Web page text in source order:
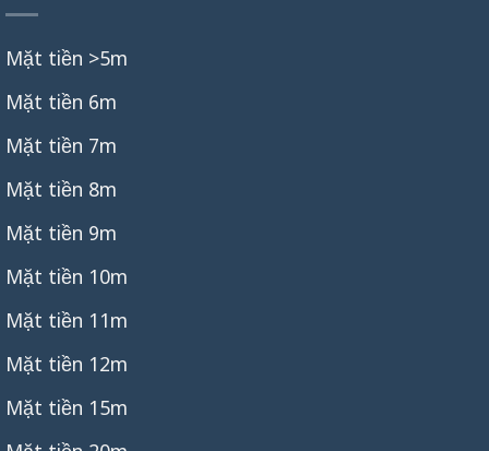
Mặt tiền >5m
Mặt tiền 6m
Mặt tiền 7m
Mặt tiền 8m
Mặt tiền 9m
Mặt tiền 10m
Mặt tiền 11m
Mặt tiền 12m
Mặt tiền 15m